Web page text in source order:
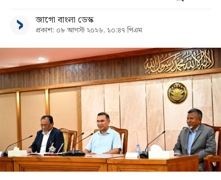
জাগো বাংলা ডেস্ক
প্রকাশ: ০৮ আগস্ট ২০২৬, ১০:৪৭ পিএম